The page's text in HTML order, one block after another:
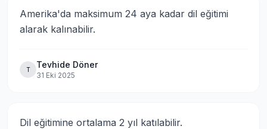
Amerika'da maksimum 24 aya kadar dil eğitimi
alarak kalınabilir.
T Tevhide Döner
31 Eki 2025
Dil eğitimine ortalama 2 yıl katılabilir.